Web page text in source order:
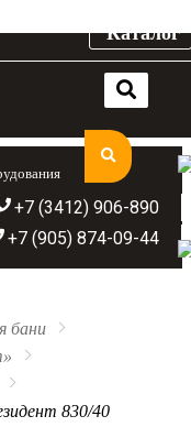
+7 (3412) 906-890
+7 (905) 874-09-44
Каталог
бани
830/40